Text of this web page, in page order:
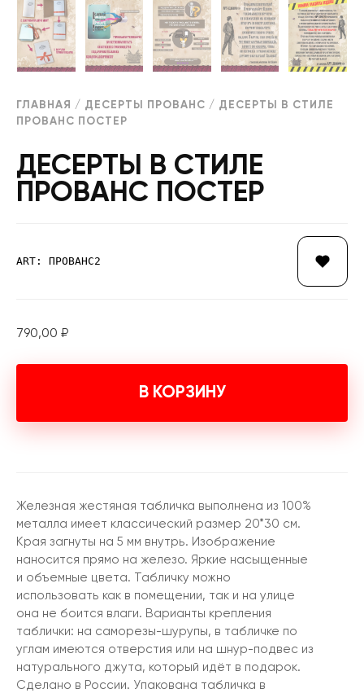
ГЛАВНАЯ / ДЕСЕРТЫ ПРОВАНС / ДЕСЕРТЫ В СТИЛЕ
ПРОВАНС ПОСТЕР
ДЕСЕРТЫ В СТИЛЕ
ПРОВАНС ПОСТЕР
ART: ПРОВАНС2
790,00 ₽
В КОРЗИНУ
Железная жестяная табличка выполнена из 100%
металла имеет классический размер 20*30 см.
Края загнуты на 5 мм внутрь. Изображение
наносится прямо на железо. Яркие насыщенные
и объемные цвета. Табличку можно
использовать как в помещении, так и на улице
она не боится влаги. Варианты крепления
таблички: на саморезы-шурупы, в табличке по
углам имеются отверстия или на шнур-подвес из
натурального джута, который идёт в подарок.
Сделано в России. Упакована табличка в